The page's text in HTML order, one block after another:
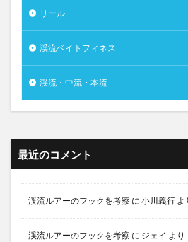
リール
渓流ベイトフィネス
渓流・中流・本流
最近のコメント
渓流ルアーのフックを考察 に 小川義行 よ
渓流ルアーのフックを考察 に ジェイ より